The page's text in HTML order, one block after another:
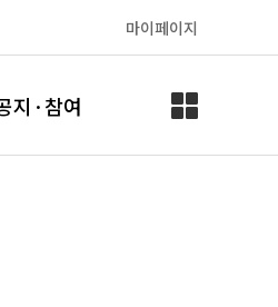
마이페이지
지·참여